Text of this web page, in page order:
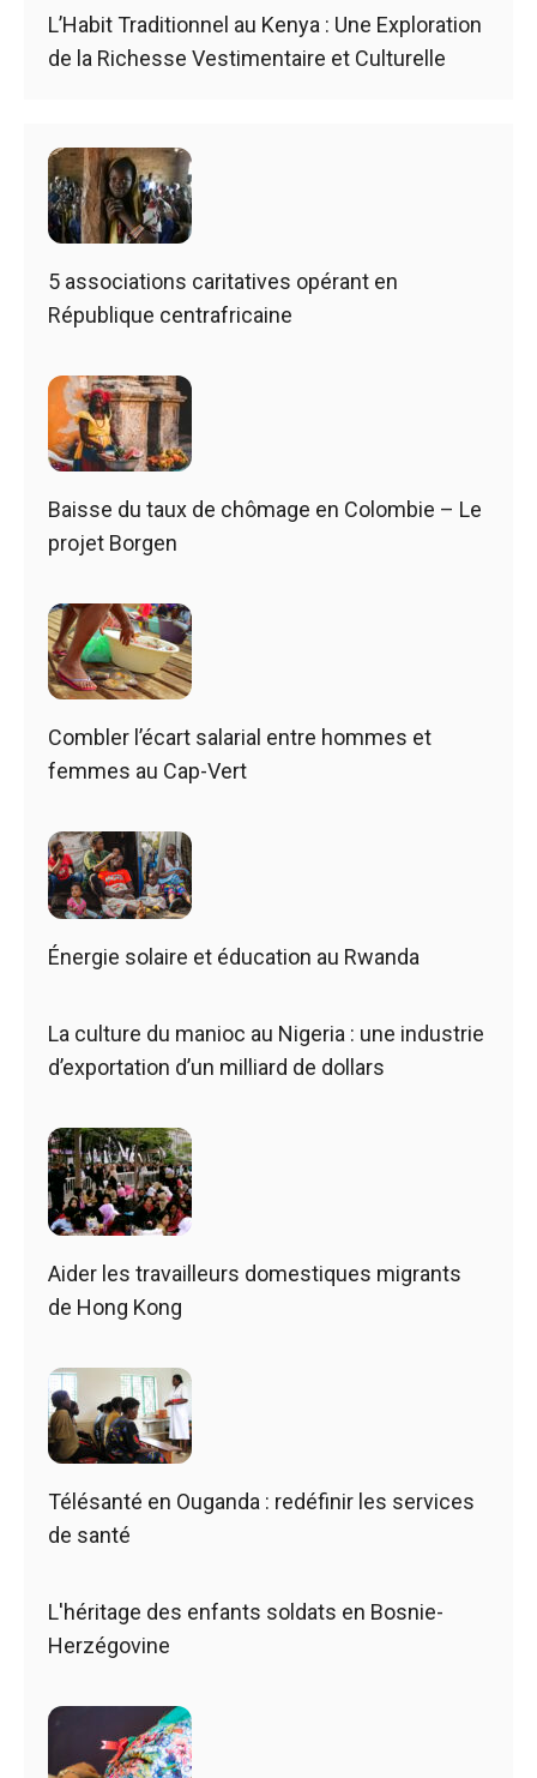
L’Habit Traditionnel au Kenya : Une Exploration
de la Richesse Vestimentaire et Culturelle
5 associations caritatives opérant en
République centrafricaine
Baisse du taux de chômage en Colombie – Le
projet Borgen
Combler l’écart salarial entre hommes et
femmes au Cap-Vert
Énergie solaire et éducation au Rwanda
La culture du manioc au Nigeria : une industrie
d’exportation d’un milliard de dollars
Aider les travailleurs domestiques migrants
de Hong Kong
Télésanté en Ouganda : redéfinir les services
de santé
L'héritage des enfants soldats en Bosnie-
Herzégovine